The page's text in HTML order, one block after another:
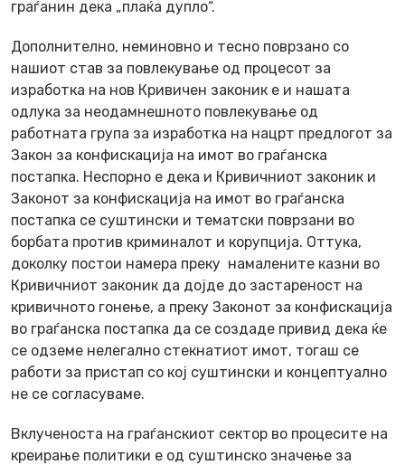
граѓанин дека „плаќа дупло“.
Дополнително, неминовно и тесно поврзано со
нашиот став за повлекување од процесот за
изработка на нов Кривичен законик е и нашата
одлука за неодамнешното повлекување од
работната група за изработка на нацрт предлогот за
Закон за конфискација на имот во граѓанска
постапка. Неспорно е дека и Кривичниот законик и
Законот за конфискација на имот во граѓанска
постапка се суштински и тематски поврзани во
борбата против криминалот и корупција. Оттука,
доколку постои намера преку намалените казни во
Кривичниот законик да дојде до застареност на
кривичното гонење, а преку Законот за конфискација
во граѓанска постапка да се создаде привид дека ќе
се одземе нелегално стекнатиот имот, тогаш се
работи за пристап со кој суштински и концептуално
не се согласуваме.
Вклученоста на граѓанскиот сектор во процесите на
креирање политики е од суштинско значење за